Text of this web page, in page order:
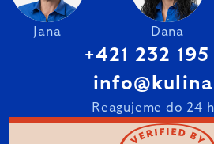
Jana Dana
+421 232
Reagujeme do 24